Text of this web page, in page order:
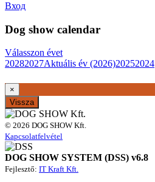
Вход
Dog show calendar
Válasszon évet
20282027Aktuális év (2026)20252024
×
Vissza
© 2026 DOG SHOW Kft.
Kapcsolatfelvétel
DOG SHOW SYSTEM (DSS) v6.8
Fejlesztő: IT Kraft Kft.